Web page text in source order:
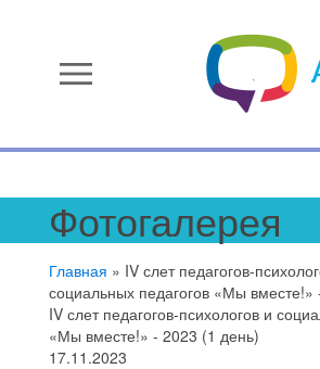
menu
Фотогалерея
Главная » IV слет педагогов-
социальных педагогов «Мы вместе!»
IV слет педагогов-психологов и
«Мы вместе!» - 2023 (1 день)
17.11.2023